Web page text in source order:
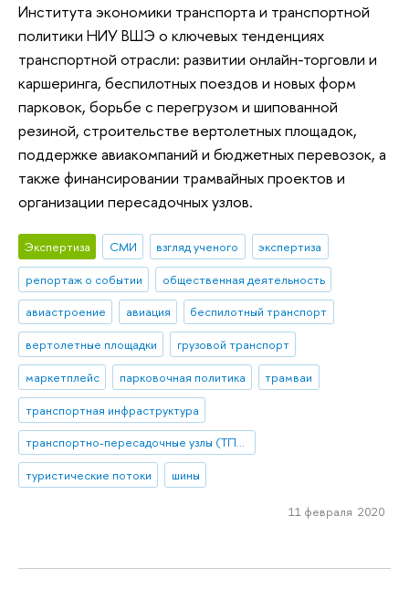
Института экономики транспорта и транспортной
политики НИУ ВШЭ о ключевых тенденциях
транспортной отрасли: развитии онлайн-торговли и
каршеринга, беспилотных поездов и новых форм
парковок, борьбе с перегрузом и шипованной
резиной, строительстве вертолетных площадок,
поддержке авиакомпаний и бюджетных перевозок, а
также финансировании трамвайных проектов и
организации пересадочных узлов.
Экспертиза СМИ взгляд ученого
экспертиза
репортаж о событии
общественная деятельность
авиастроение
авиация
беспилотный транспорт
вертолетные площадки
грузовой транспорт
маркетплейс
парковочная политика
трамваи
транспортная инфраструктура
транспортно-пересадочные узлы (ТПУ)
туристические потоки
шины
11 февраля 2020